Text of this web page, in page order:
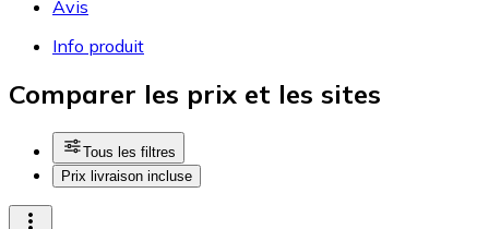
Avis
Info produit
Comparer les prix et les sites
Tous les filtres
Prix livraison incluse